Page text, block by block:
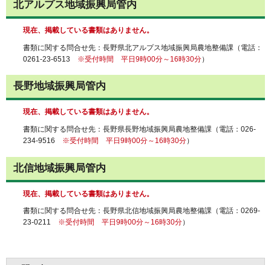
北アルプス地域振興局管内
現在、掲載している書類はありません。
書類に関する問合せ先：長野県北アルプス地域振興局農地整備課（電話：
0261-23-6513 ※受付時間 平日9時00分～16時30分）
長野地域振興局管内
現在、掲載している書類はありません。
書類に関する問合せ先：長野県長野地域振興局農地整備課（電話：026-
234-9516 ※受付時間 平日9時00分～16時30分）
北信地域振興局管内
現在、掲載している書類はありません。
書類に関する問合せ先：長野県北信地域振興局農地整備課（電話：0269-
23-0211 ※受付時間 平日9時00分～16時30分）